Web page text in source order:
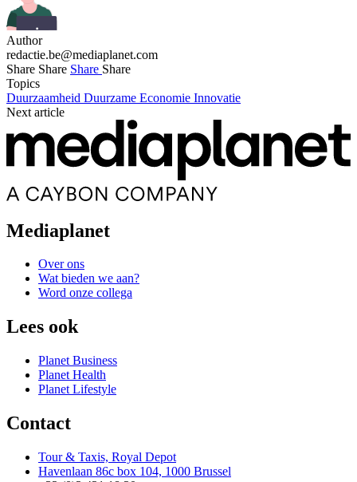
Author
redactie.be@mediaplanet.com
Share Share Share Share
Topics
Duurzaamheid Duurzame Economie Innovatie
Next article
Mediaplanet
Over ons
Wat bieden we aan?
Word onze collega
Lees ook
Planet Business
Planet Health
Planet Lifestyle
Contact
Tour & Taxis, Royal Depot
Havenlaan 86c box 104, 1000 Brussel